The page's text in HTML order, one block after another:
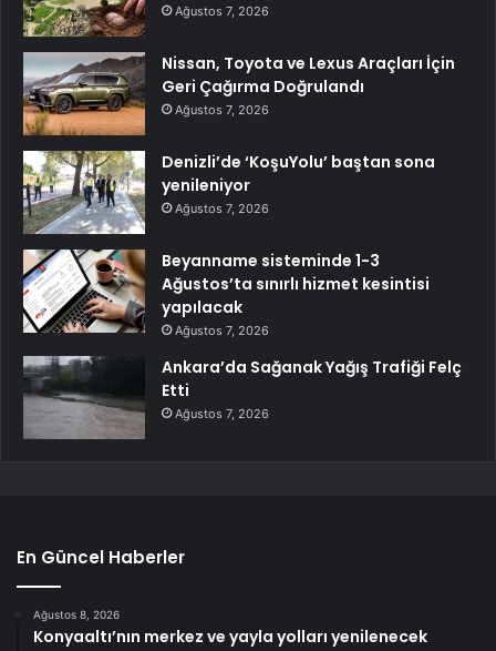
Ağustos 7, 2026
Nissan, Toyota ve Lexus Araçları İçin
Geri Çağırma Doğrulandı
Ağustos 7, 2026
Denizli’de ‘KoşuYolu’ baştan sona
yenileniyor
Ağustos 7, 2026
Beyanname sisteminde 1-3
Ağustos’ta sınırlı hizmet kesintisi
yapılacak
Ağustos 7, 2026
Ankara’da Sağanak Yağış Trafiği Felç
Etti
Ağustos 7, 2026
En Güncel Haberler
Ağustos 8, 2026
Konyaaltı’nın merkez ve yayla yolları yenilenecek